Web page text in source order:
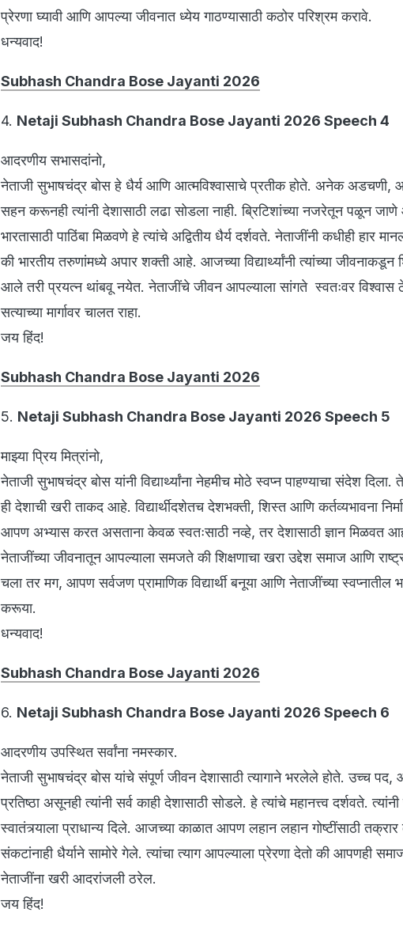
प्रेरणा घ्यावी आणि आपल्या जीवनात ध्येय गाठण्यासाठी कठोर परिश्रम करावे.
धन्यवाद!
Subhash Chandra Bose Jayanti 2026
4. Netaji Subhash Chandra Bose Jayanti 2026 Speech 4
आदरणीय सभासदांनो,
नेताजी सुभाषचंद्र बोस हे धैर्य आणि आत्मविश्वासाचे प्रतीक होते. अनेक अडचणी,
सहन करूनही त्यांनी देशासाठी लढा सोडला नाही. ब्रिटिशांच्या नजरेतून पळून
भारतासाठी पाठिंबा मिळवणे हे त्यांचे अद्वितीय धैर्य दर्शवते. नेताजींनी कधीही हार
की भारतीय तरुणांमध्ये अपार शक्ती आहे. आजच्या विद्यार्थ्यांनी त्यांच्या
आले तरी प्रयत्न थांबवू नयेत. नेताजींचे जीवन आपल्याला सांगते स्वतःवर विश्वास
सत्याच्या मार्गावर चालत राहा.
जय हिंद!
Subhash Chandra Bose Jayanti 2026
5. Netaji Subhash Chandra Bose Jayanti 2026 Speech 5
माझ्या प्रिय मित्रांनो,
नेताजी सुभाषचंद्र बोस यांनी विद्यार्थ्यांना नेहमीच मोठे स्वप्न पाहण्याचा संदेश
ही देशाची खरी ताकद आहे. विद्यार्थीदशेतच देशभक्ती, शिस्त आणि कर्तव्यभावना
आपण अभ्यास करत असताना केवळ स्वतःसाठी नव्हे, तर देशासाठी ज्ञान मिळवत
नेताजींच्या जीवनातून आपल्याला समजते की शिक्षणाचा खरा उद्देश समाज आणि
चला तर मग, आपण सर्वजण प्रामाणिक विद्यार्थी बनूया आणि नेताजींच्या स्वप्नातील
करूया.
धन्यवाद!
Subhash Chandra Bose Jayanti 2026
6. Netaji Subhash Chandra Bose Jayanti 2026 Speech 6
आदरणीय उपस्थित सर्वांना नमस्कार.
नेताजी सुभाषचंद्र बोस यांचे संपूर्ण जीवन देशासाठी त्यागाने भरलेले होते. उच्च पद,
प्रतिष्ठा असूनही त्यांनी सर्व काही देशासाठी सोडले. हे त्यांचे महानत्त्व दर्शवते.
स्वातंत्र्याला प्राधान्य दिले. आजच्या काळात आपण लहान लहान गोष्टींसाठी
संकटांनाही धैर्याने सामोरे गेले. त्यांचा त्याग आपल्याला प्रेरणा देतो की आपणही
नेताजींना खरी आदरांजली ठरेल.
जय हिंद!